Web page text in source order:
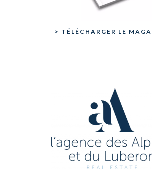
> TÉLÉCHARGER LE